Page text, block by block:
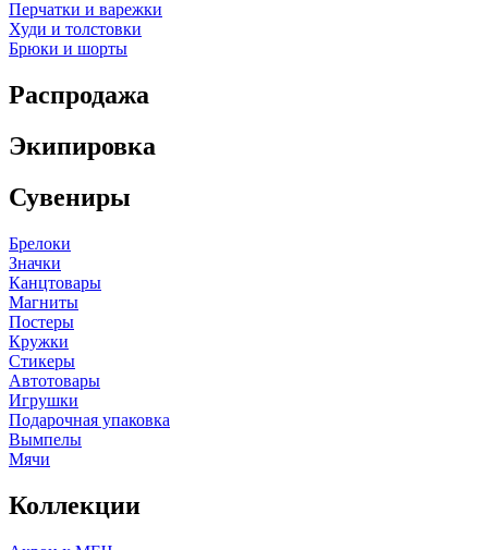
Перчатки и варежки
Худи и толстовки
Брюки и шорты
Распродажа
Экипировка
Сувениры
Брелоки
Значки
Канцтовары
Магниты
Постеры
Кружки
Стикеры
Автотовары
Игрушки
Подарочная упаковка
Вымпелы
Мячи
Коллекции